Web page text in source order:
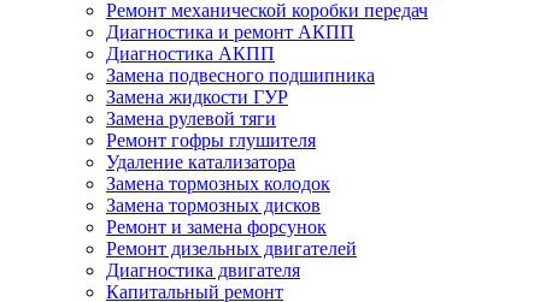
Ремонт механической коробки передач
Диагностика и ремонт АКПП
Диагностика АКПП
Замена подвесного подшипника
Замена жидкости ГУР
Замена рулевой тяги
Ремонт гофры глушителя
Удаление катализатора
Замена тормозных колодок
Замена тормозных дисков
Ремонт и замена форсунок
Ремонт дизельных двигателей
Диагностика двигателя
Капитальный ремонт